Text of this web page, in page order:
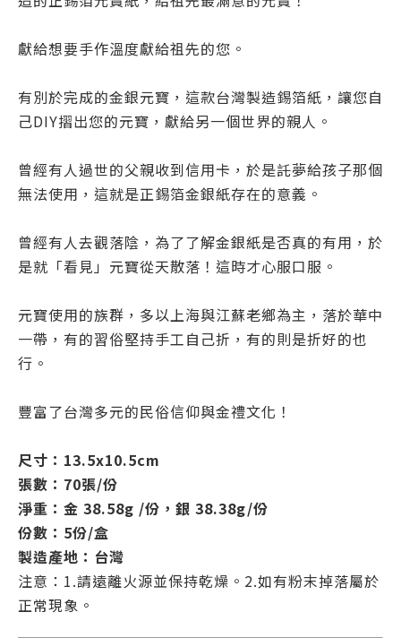
獻給想要手作溫度獻給祖先的您。
有別於完成的金銀元寶，這款台灣製造錫箔紙，讓您自
己DIY摺出您的元寶，獻給另一個世界的親人。
曾經有人過世的父親收到信用卡，於是託夢給孩子那個
無法使用，這就是正錫箔金銀紙存在的意義。
曾經有人去觀落陰，為了了解金銀紙是否真的有用，於
是就「看見」元寶從天散落！這時才心服口服。
元寶使用的族群，多以上海與江蘇老鄉為主，落於華中
一帶，有的習俗堅持手工自己折，有的則是折好的也
行。
豐富了台灣多元的民俗信仰與金禮文化！
尺寸：13.5x10.5cm
張數：70張/份
淨重：金 38.58g /份，銀 38.38g/份
份數：5份/盒
製造產地：台灣
注意：1.請遠離火源並保持乾燥。2.如有粉末掉落屬於
正常現象。